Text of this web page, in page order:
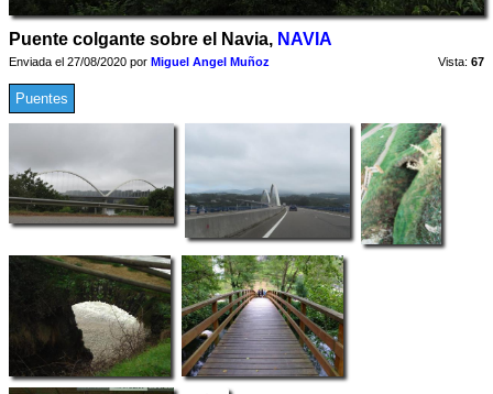
Puente colgante sobre el Navia, NAVIA
Enviada el 27/08/2020 por Miguel Angel Muñoz Vista: 67
Puentes